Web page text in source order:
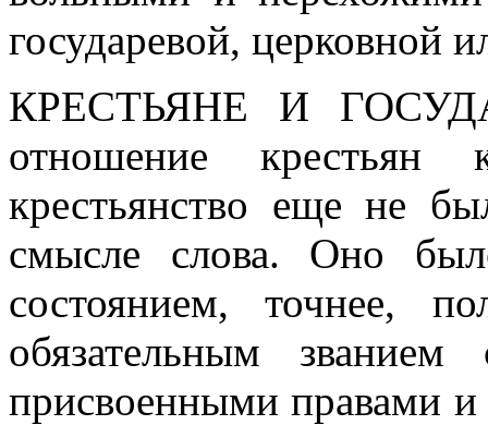
государевой, церковной
КРЕСТЬЯНЕ И
отношение
крестьянство еще не
смысле слова. Оно
состоянием, точнее,
обязательным
присвоенными правами